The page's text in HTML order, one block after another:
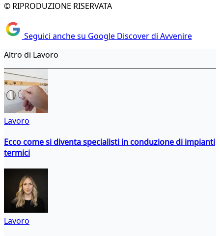
© RIPRODUZIONE RISERVATA
Seguici anche su Google Discover di Avvenire
Altro di Lavoro
Lavoro
Ecco come si diventa specialisti in conduzione di impianti
termici
Lavoro